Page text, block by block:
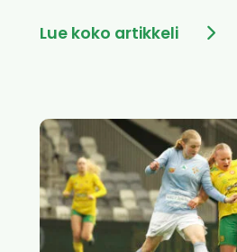
Lue koko artikkeli